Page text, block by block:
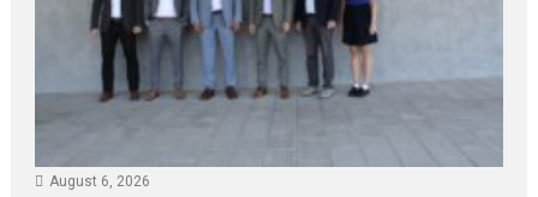
August 6, 2026